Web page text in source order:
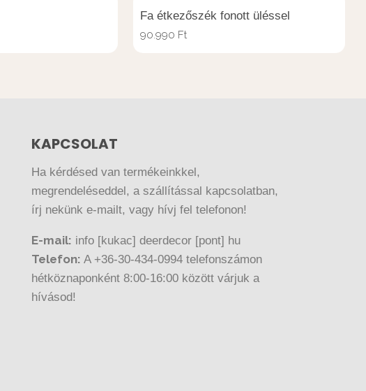
Fa étkezőszék fonott üléssel
90.990 Ft
KAPCSOLAT
Ha kérdésed van termékeinkkel,
megrendeléseddel, a szállítással kapcsolatban,
írj nekünk e-mailt, vagy hívj fel telefonon!
E-mail: info [kukac] deerdecor [pont] hu
Telefon: A +36-30-434-0994 telefonszámon
hétköznaponként 8:00-16:00 között várjuk a
hívásod!